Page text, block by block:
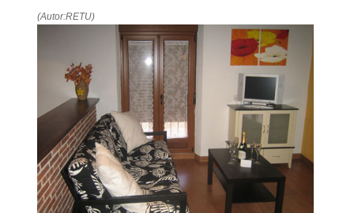
(Autor:RETU)